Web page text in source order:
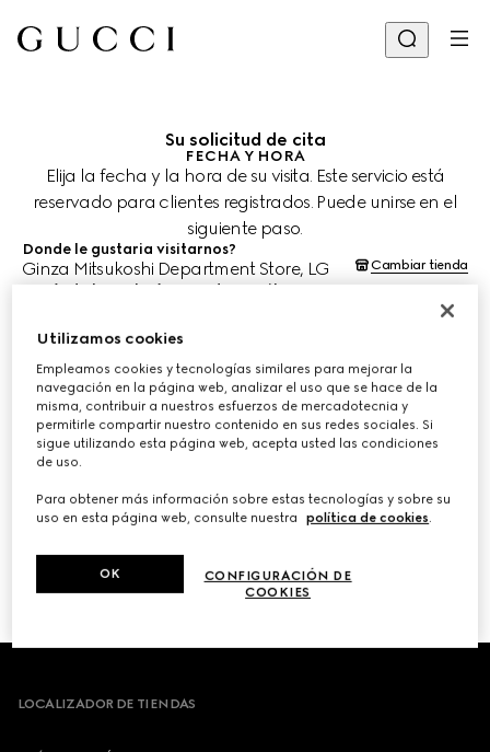
Su solicitud de cita
FECHA Y HORA
Elija la fecha y la hora de su visita. Este servicio está
reservado para clientes registrados. Puede unirse en el
siguiente paso.
Donde le gustaria visitarnos?
Ginza Mitsukoshi Department Store, LG Cambiar tienda
¿Cuándo le gustaría agendar su cita?
Las fechas y horas se muestran en la hora local de la tienda (JST) y
están sujetas a la confirmación del equipo de asesoría de clientes.
ELIJA EL HORARIO*
/3
Footer
LOCALIZADOR DE TIENDAS
Utilizamos cookies
Empleamos cookies y tecnologías similares para mejorar la
navegación en la página web, analizar el uso que se hace de la
misma, contribuir a nuestros esfuerzos de mercadotecnia y
permitirle compartir nuestro contenido en sus redes sociales. Si
sigue utilizando esta página web, acepta usted las condiciones
de uso.
Para obtener más información sobre estas tecnologías y sobre su
uso en esta página web, consulte nuestra
política de cookies.
CONFIGURACIÓN DE
COOKIES
OK